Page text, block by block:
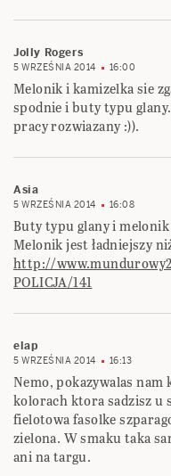
Jolly Rogers
5 WRZEŚNIA 2014 16:00
Melonik i kamizelka sie
spodnie i buty typu
pracy rozwiazany :)).
Asia
5 WRZEŚNIA 2014 16:08
Buty typu glany i melonik
Melonik jest ładniejszy
http://
POLICJA/141
elap
5 WRZEŚNIA 2014 16:13
Nemo, pokazywalas
kolorach ktora sadzisz u
fielotowa fasolke
zielona. W smaku taka
ani na targu.